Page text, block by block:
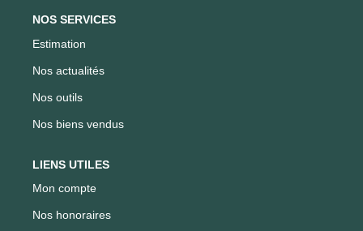
NOS SERVICES
Estimation
Nos actualités
Nos outils
Nos biens vendus
LIENS UTILES
Mon compte
Nos honoraires